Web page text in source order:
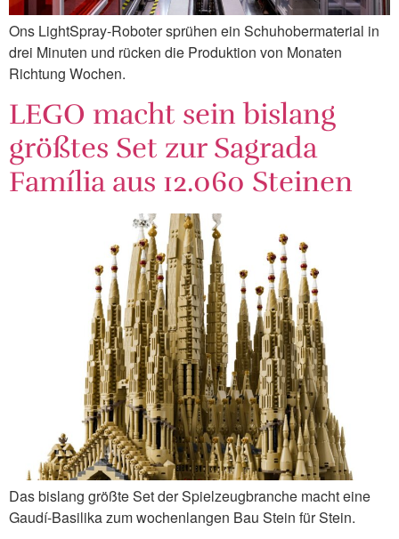
Ons LightSpray-Roboter sprühen ein Schuhobermaterial in
drei Minuten und rücken die Produktion von Monaten
Richtung Wochen.
LEGO macht sein bislang
größtes Set zur Sagrada
Família aus 12.060 Steinen
Das bislang größte Set der Spielzeugbranche macht eine
Gaudí-Basilika zum wochenlangen Bau Stein für Stein.